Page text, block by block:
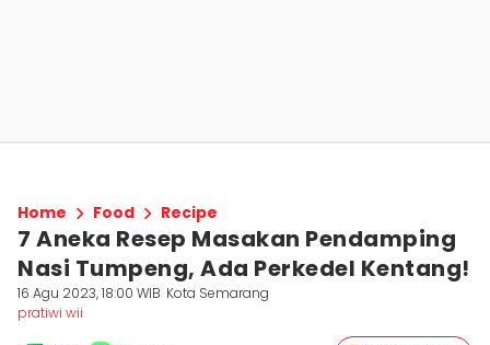
Home Food Recipe
7 Aneka Resep Masakan Pendamping
Nasi Tumpeng, Ada Perkedel Kentang!
16 Agu 2023, 18:00 WIB Kota Semarang
pratiwi wii